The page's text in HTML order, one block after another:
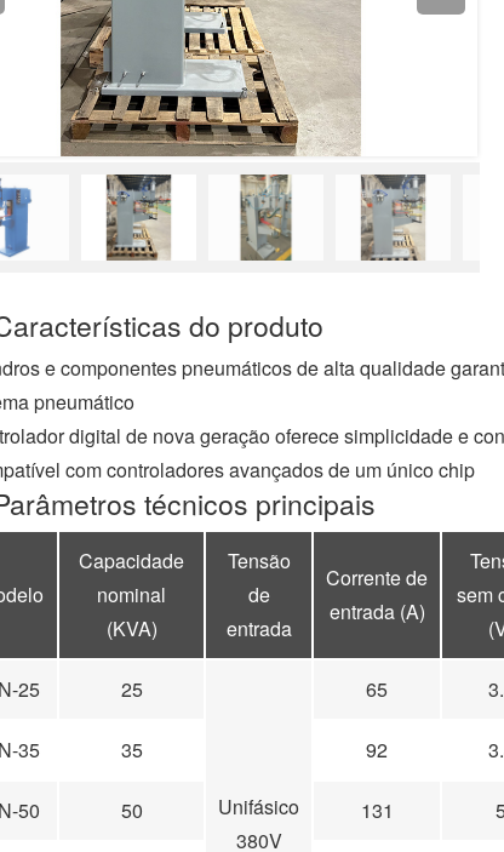
do produto
e componentes pneumáticos de alta qualidade
pneumático
digital de nova geração oferece simplicidade e
com controladores avançados de um único chip
técnicos principais
Capacidade
nominal
(KVA)
Tensão
de
entrada
Corrente de
entrada (A)
sem
25 25
Unifásico
380V
65
35 35 92
50 50 131